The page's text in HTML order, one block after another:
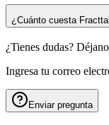
¿Cuánto cuesta
¿Tienes dudas?
Ingresa tu correo
Enviar pregunta